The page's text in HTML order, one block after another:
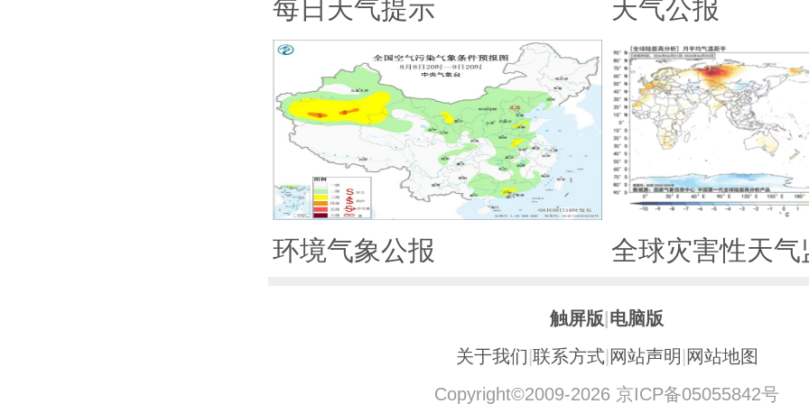
每日天气提示 天气公报
环境气象公报 全球灾害性天气
触屏版 电脑版
关于我们 联系方式| 网站声明 网站地图
Copyright©2009-2026 京ICP备05055842号